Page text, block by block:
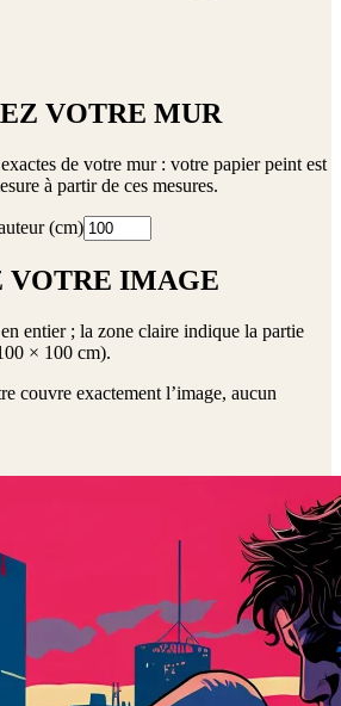
VOTRE MUR
de votre mur : votre papier peint est
à partir de ces mesures.
(cm)
VOTRE IMAGE
entier ; la zone claire indique la partie
× 100 cm).
couvre exactement l’image, aucun